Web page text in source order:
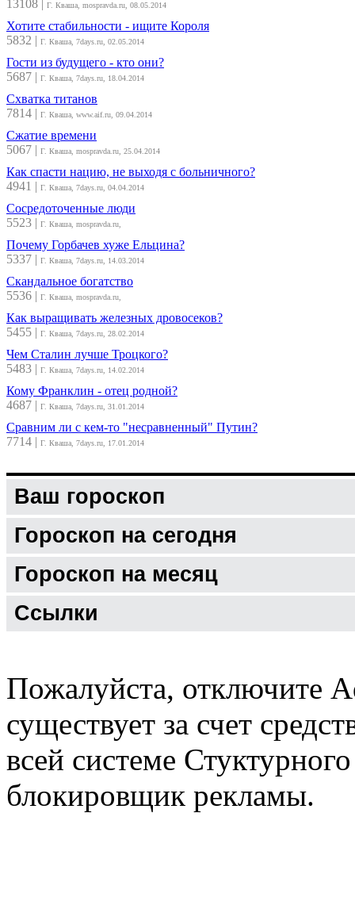
13108 Г. Кваша, mospravda.ru, 08.05.2014
Хотите стабильности - ищите Короля
5832 | Г. Кваша, 7days.ru, 02.05.2014
Гости из будущего - кто они?
5687 | Г. Кваша, 7days.ru, 18.04.2014
Схватка титанов
7814 | Г. Кваша, www.aif.ru, 09.04.2014
Сжатие времени
5067 | Г. Кваша, mospravda.ru, 25.04.2014
Как спасти нацию, не выходя с больничного?
4941 | Г. Кваша, 7days.ru, 04.04.2014
Сосредоточенные люди
5523 | Г. Кваша, mospravda.ru,
Почему Горбачев хуже Ельцина?
5337 | Г. Кваша, 7days.ru, 14.03.2014
Скандальное богатство
5536 | Г. Кваша, mospravda.ru,
Как выращивать железных дровосеков?
5455 | Г. Кваша, 7days.ru, 28.02.2014
Чем Сталин лучше Троцкого?
5483 | Г. Кваша, 7days.ru, 14.02.2014
Кому Франклин - отец родной?
4687 | Г. Кваша, 7days.ru, 31.01.2014
Сравним ли с кем-то "несравненный" Путин?
7714 | Г. Кваша, 7days.ru, 17.01.2014
Ваш гороскоп
Гороскоп на сегодня
Гороскоп на месяц
Ссылки
Пожалуйста, отключите
существует за счет
всей системе
блокировщик рекламы.